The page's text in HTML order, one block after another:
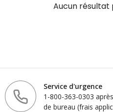
Aucun résultat
Service d'urgence
1-800-363-0303
de bureau (frais